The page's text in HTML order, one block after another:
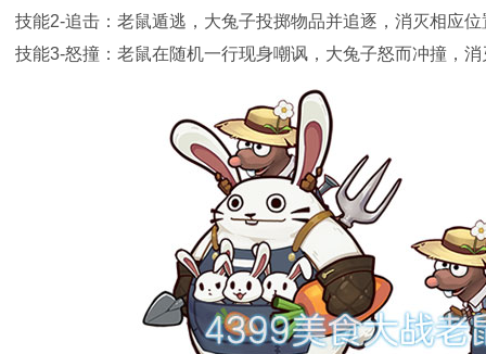
技能2-追击：老鼠遁逃，大兔子投掷物品并追逐，消灭相应
技能3-怒撞：老鼠在随机一行现身嘲讽，大兔子怒而冲撞，